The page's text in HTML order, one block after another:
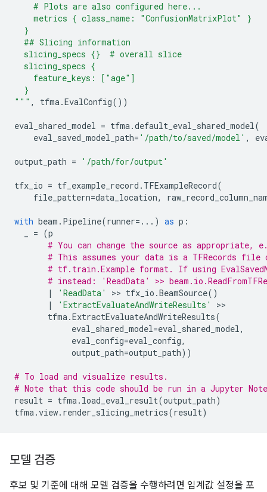
    # Plots are also configured here...
    metrics { class_name: "ConfusionMatrixPlot" }
  }
  ## Slicing information
  slicing_specs
{}
  # overall slice
  slicing_specs {
    feature_keys: ["age"]
  }
""" , tfma.EvalConfig())
eval_shared_model = tfma.default_eval_shared_model(
eval_saved_model_path= '/path/to/saved/model' ,
output_path = '/path/for/output'
tfx_io = tf_example_record . TFExampleRecord(
file_pattern=data_location,
with beam . Pipeline(runner=... ) as p :
= (p
# You can change the source as appropriate,
# This assumes your data is a TFRecords
# tf.train.Example format. If using
# instead: 'ReadData' >>
|
'ReadData' >> tfx_io .BeamSource()
|
'ExtractEvaluateAndWriteResults'
>>
tfma.ExtractEvaluateAndWriteResults(
eval_shared_model=eval_shared_model,
eval_config=eval_config,
output_path=output_path))
# To load and visualize results.
# Note that this code should be run in a Jupyter
result = tfma. load_eval_result(output_path)
tfma.view. render_slicing_metrics(result)
모델 검증
후보 및 기준에 대해 모델 검증을 수행하려면 임계값 설정을 포